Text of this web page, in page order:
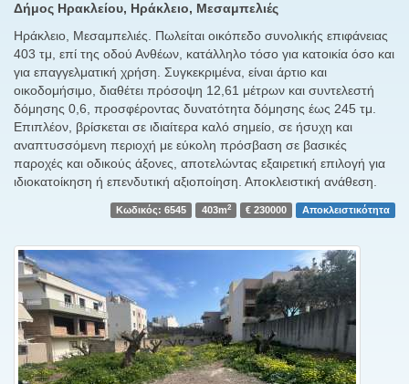
Δήμος Ηρακλείου, Ηράκλειο, Μεσαμπελιές
Ηράκλειο, Μεσαμπελιές. Πωλείται οικόπεδο συνολικής επιφάνειας
403 τμ, επί της οδού Ανθέων, κατάλληλο τόσο για κατοικία όσο και
για επαγγελματική χρήση. Συγκεκριμένα, είναι άρτιο και
οικοδομήσιμο, διαθέτει πρόσοψη 12,61 μέτρων και συντελεστή
δόμησης 0,6, προσφέροντας δυνατότητα δόμησης έως 245 τμ.
Επιπλέον, βρίσκεται σε ιδιαίτερα καλό σημείο, σε ήσυχη και
αναπτυσσόμενη περιοχή με εύκολη πρόσβαση σε βασικές
παροχές και οδικούς άξονες, αποτελώντας εξαιρετική επιλογή για
ιδιοκατοίκηση ή επενδυτική αξιοποίηση. Αποκλειστική ανάθεση.
Κωδικός: 6545 403m2 € 230000 Αποκλειστικότητα